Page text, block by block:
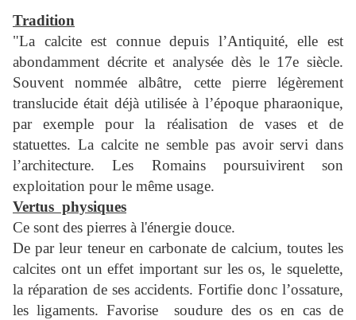
Tradition
"La calcite est connue depuis l’Antiquité, elle est
abondamment décrite et analysée dès le 17e siècle.
Souvent nommée albâtre, cette pierre légèrement
translucide était déjà utilisée à l’époque pharaonique,
par exemple pour la réalisation de vases et de
statuettes. La calcite ne semble pas avoir servi dans
l’architecture. Les Romains poursuivirent son
exploitation pour le même usage.
Vertus physiques
Ce sont des pierres à l'énergie douce.
De par leur teneur en carbonate de calcium, toutes les
calcites ont un effet important sur les os, le squelette,
la réparation de ses accidents. Fortifie donc l’ossature,
les ligaments. Favorise soudure des os en cas de